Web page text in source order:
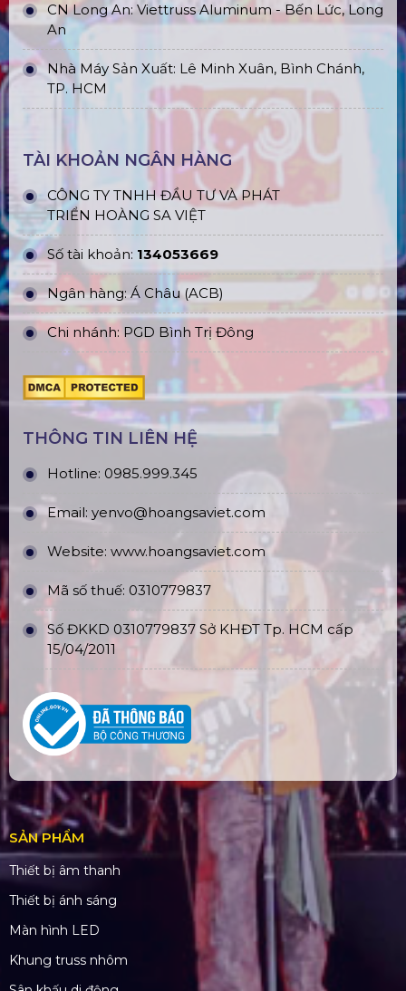
CN Long An: Viettruss Aluminum - Bến Lức, Long
An
Nhà Máy Sản Xuất: Lê Minh Xuân, Bình Chánh,
TP. HCM
TÀI KHOẢN NGÂN HÀNG
CÔNG TY TNHH ĐẦU TƯ VÀ PHÁT
TRIỂN HOÀNG SA VIỆT
Số tài khoản: 134053669
Ngân hàng: Á Châu (ACB)
Chi nhánh: PGD Bình Trị Đông
THÔNG TIN LIÊN HỆ
Hotline: 0985.999.345
Email: yenvo@hoangsaviet.com
Website: www.hoangsaviet.com
Mã số thuế: 0310779837
Số ĐKKD 0310779837 Sở KHĐT Tp. HCM cấp
15/04/2011
SẢN PHẨM
Thiết bị âm thanh
Thiết bị ánh sáng
Màn hình LED
Khung truss nhôm